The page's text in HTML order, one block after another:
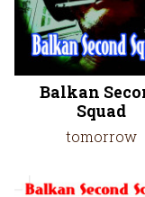
Balkan
Squad
tomorrow